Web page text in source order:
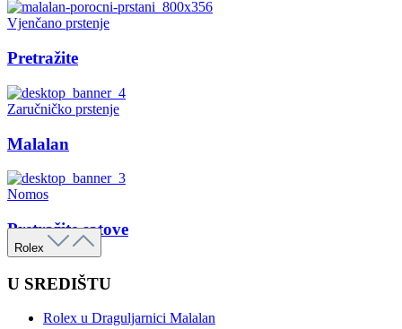
Vjenčano prstenje
Pretražite
Zaručničko prstenje
Malalan
Nomos
Pretražite satove
Rolex
U SREDIŠTU
Rolex u Draguljarnici Malalan